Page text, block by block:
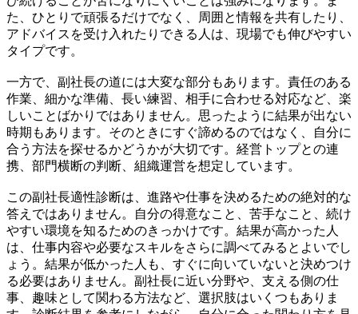
た、ひとりで頑張るだけでなく、周囲と情報を共有したり、
アドバイスを受け入れたりできる人は、現場でも伸びやすい
タイプです。
一方で、副社長の道には大変な部分もあります。責任のある
作業、細かな準備、長い練習、相手に合わせる対応など、楽
しいことばかりではありません。思ったように結果が出ない
時期もあります。そのときにすぐ諦めるのではなく、自分に
合う方法を探せるかどうかが大切です。経営トップとの連
携、部門横断の判断、組織運営を想定しています。
この副社長適性診断は、進路や仕事を決めるための絶対的な
答えではありません。自分の得意なこと、苦手なこと、続け
やすい環境を知るためのきっかけです。結果が高かった人
は、仕事内容や必要なスキルをさらに調べてみるとよいでし
ょう。結果が低かった人も、すぐに向いていないと決めつけ
る必要はありません。副社長に近い分野や、支える側の仕
事、趣味として関わる方法など、選択肢はいくつもありま